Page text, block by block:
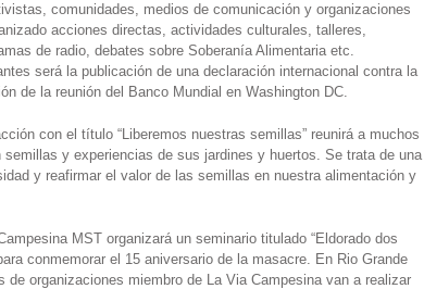
comunidades, medios de comunicación y organizaciones
acciones directas, actividades culturales, talleres,
de radio, debates sobre Soberanía Alimentaria etc.
será la publicación de una declaración internacional contra la
de la reunión del Banco Mundial en Washington DC.
con el título “Liberemos nuestras semillas” reunirá a muchos
semillas y experiencias de sus jardines y huertos. Se trata de una
y reafirmar el valor de las semillas en nuestra alimentación y
MST organizará un seminario titulado “Eldorado dos
conmemorar el 15 aniversario de la masacre. En Rio Grande
de organizaciones miembro de La Via Campesina van a realizar